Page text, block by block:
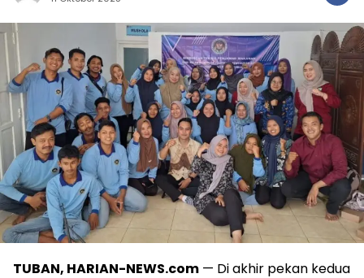
TUBAN, HARIAN-NEWS.com — Di akhir pekan kedua